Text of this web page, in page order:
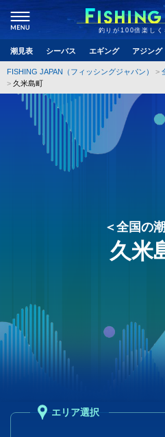
釣りが100倍楽しく
潮見表 シーバス エギング アジング
FISHING JAPAN（フィッシングジャパン）
久米島町
＜全国の
久米
エリア選択